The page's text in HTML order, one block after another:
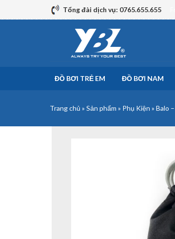
to
Tổng đài dịch vụ: 0765.655.655
ĐỒ BƠI TRẺ EM ĐỒ BƠI NAM
Trang chủ » Sản phẩm » Phụ Kiện » Balo